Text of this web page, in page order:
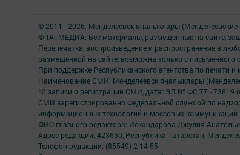
© 2011 - 2026. Менделеевск яӊалыклары
© ТАТМЕДИА. Все материалы, размещенные на сайте,
Перепечатка, воспроизведение и распространение в
размещенной на сайте, возможна только с письменного
При поддержке Республиканского агентства по печати
Наименование СМИ: Менделеевск яӊалыклары
№ записи о регистрации СМИ, дата: ЭЛ № ФС 77 - 73819
СМИ зарегистрированно Федеральной службой по
информационных технологий и массовых коммуникаций
ФИО главного редактора: Искандарова Джулия
Адрес редакции: 423650, Республика Татарстан,
Телефон редакции: (85549) 2-14-55